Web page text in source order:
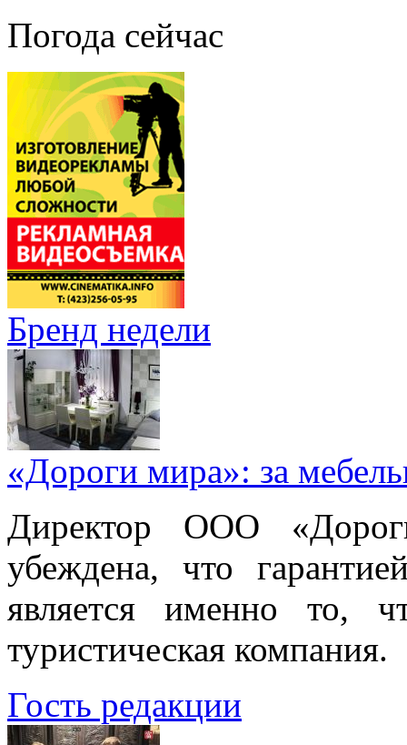
Погода сейчас
Бренд недели
«Дороги мира»: за
Директор ООО
убеждена, что
является именно то,
туристическая компания.
Гость редакции